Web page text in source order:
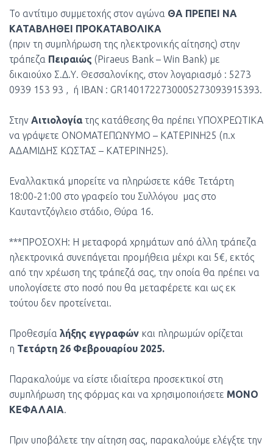
Το αντίτιμο συμμετοχής στον αγώνα ΘΑ ΠΡΕΠΕΙ ΝΑ
ΚΑΤΑΒΛΗΘΕΙ ΠΡΟΚΑΤΑΒΟΛΙΚΑ
(πριν τη συμπλήρωση της ηλεκτρονικής αίτησης) στην
τράπεζα Πειραιώς (Piraeus Bank – Win Bank) με
δικαιούχο Σ.Δ.Υ. Θεσσαλονίκης, στον λογαριασμό : 5273
0939 153 93 , ή ΙBAN : GR1401722730005273093915393.
Στην Αιτιολογίατης κατάθεσης θα πρέπει ΥΠΟΧΡΕΩΤΙΚΑ
να γράψετε ΟΝΟΜΑΤΕΠΩΝΥΜΟ – ΚΑΤΕΡΙΝΗ25 (π.χ
ΑΔΑΜΙΔΗΣ ΚΩΣΤΑΣ – ΚΑΤΕΡΙΝΗ25).
Εναλλακτικά μπορείτε να πληρώσετε κάθε Τετάρτη
18:00-21:00 στο γραφείο του Συλλόγου μας στο
Καυταντζόγλειο στάδιο, Θύρα 16.
***ΠΡΟΣΟΧΗ: Η μεταφορά χρημάτων από άλλη τράπεζα
ηλεκτρονικά συνεπάγεται προμήθεια μέχρι και 5€, εκτός
από την χρέωση της τράπεζά σας, την οποία θα πρέπει να
υπολογίσετε στο ποσό που θα μεταφέρετε και ως εκ
τούτου δεν προτείνεται.
Προθεσμία λήξης εγγραφών και πληρωμών ορίζεται
η Τετάρτη 26 Φεβρουαρίου 2025.
Παρακαλούμε να είστε ιδιαίτερα προσεκτικοί στη
συμπλήρωση της φόρμας και να χρησιμοποιήσετε ΜΟΝΟ
ΚΕΦΑΛΑΙΑ.
Πριν υποβάλετε την αίτηση σας, παρακαλούμε ελέγξτε την